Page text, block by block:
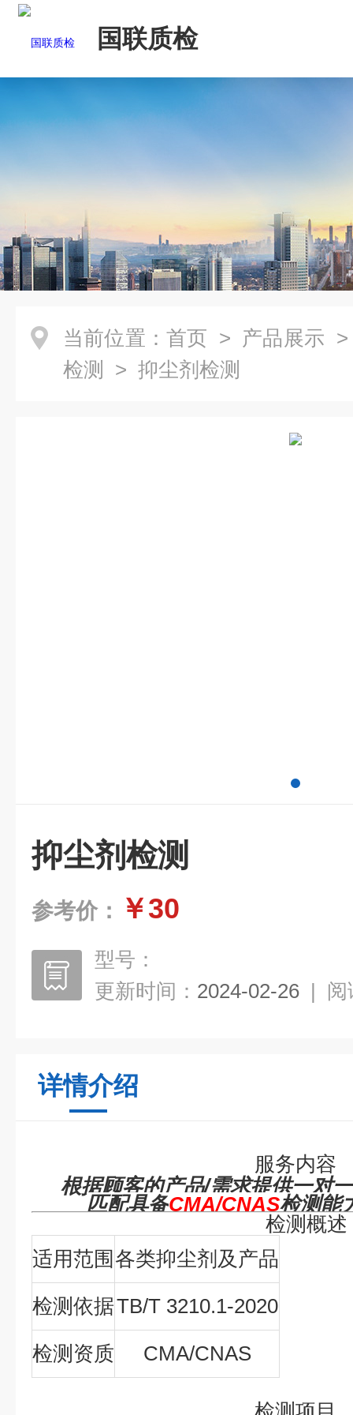
国联质检
当前位置： 首页 > 产品展示
检测
> 抑尘剂检测
抑尘剂检测
参考价： ￥30
型号：
更新时间： 2024-02-26 | 阅
详情介绍
服务内容
根据顾客的产品/需求提供一对
匹配具备CMA/CNAS检测能
检测概述
适用范围 各类抑尘剂及产品
检测依据TB/T 3210.1-2020
检测资质
CMA/CNAS